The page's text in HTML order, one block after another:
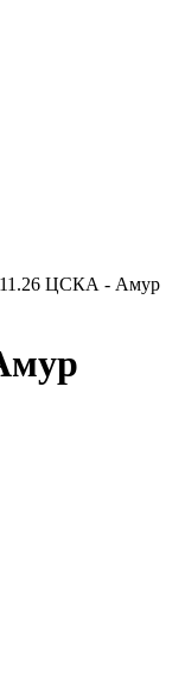
ЦСКА - Амур